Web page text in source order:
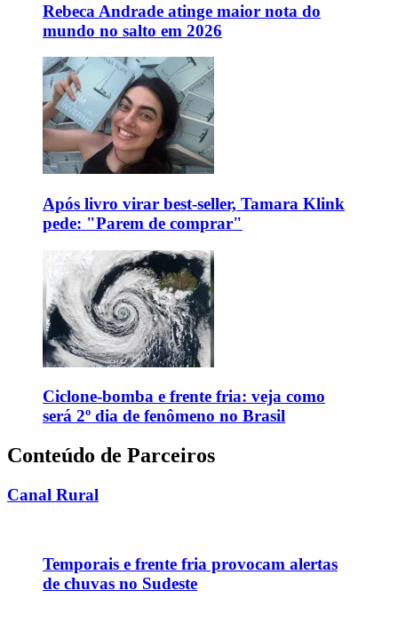
Rebeca Andrade atinge maior nota do
mundo no salto em 2026
Após livro virar best-seller, Tamara Klink
pede: "Parem de comprar"
Ciclone-bomba e frente fria: veja como
será 2º dia de fenômeno no Brasil
Conteúdo de Parceiros
Canal Rural
Temporais e frente fria provocam alertas
de chuvas no Sudeste